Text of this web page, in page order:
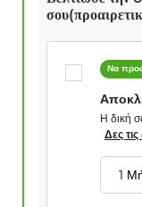
Να
Η δική
Δες τις
1